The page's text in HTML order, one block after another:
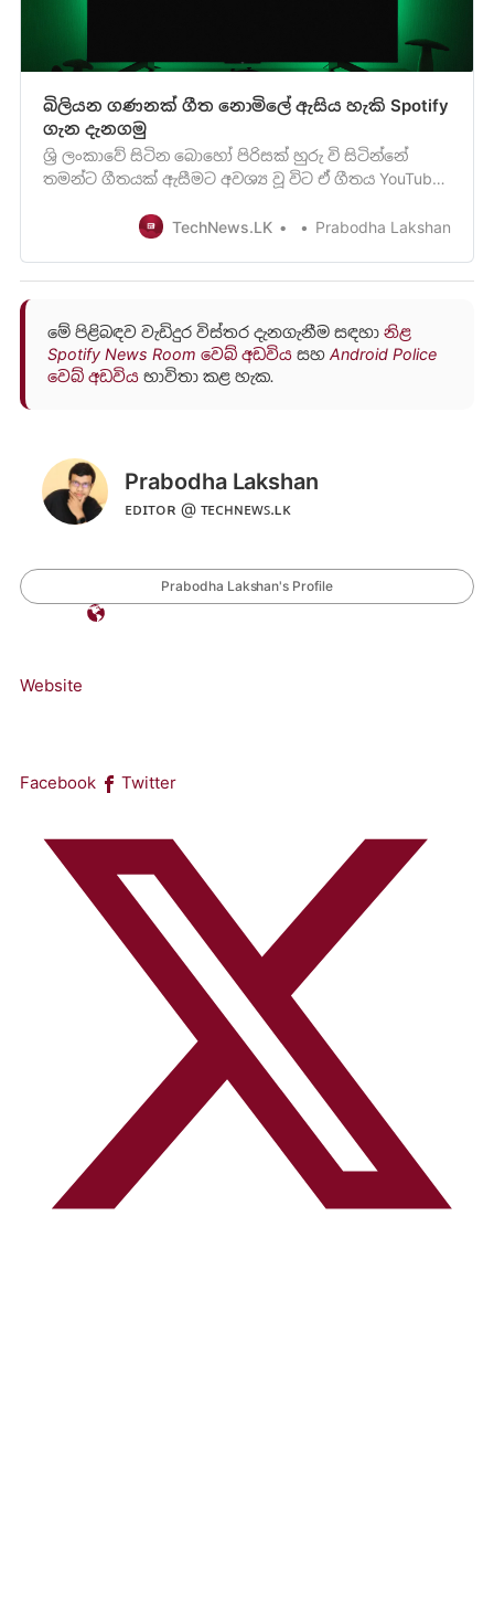
බිලියන ගණනක් ගීත නොමිලේ ඇසිය හැකි Spotify
ගැන දැනගමු
ශ්‍රි ලංකාවේ සිටින බොහෝ පිරිසක් හුරු වි සිටින්නේ
තමන්ට ගීතයක් ඇසීමට අවශ්‍ය වූ විට ඒ ගීතය YouTube
TechNews.LK
Prabodha Lakshan
මේ පිළිබඳව වැඩිදුර විස්තර දැනගැනීම සඳහා නිළ
Spotify News Room වෙබ් අඩවියසහ Android Police
වෙබ් අඩවියභාවිතා කළ හැක.
Prabodha Lakshan
ᴇᴅɪᴛᴏʀ @ ᴛᴇᴄʜɴᴇᴡꜱ.ʟᴋ
Prabodha Lakshan's Profile
Website
Facebook Twitter